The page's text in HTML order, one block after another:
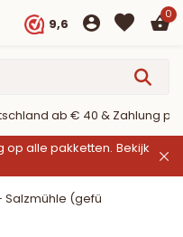
9,6
0
ab € 40 & Zahlung
op alle pakketten. Bekijk
Salzmühle (gefü